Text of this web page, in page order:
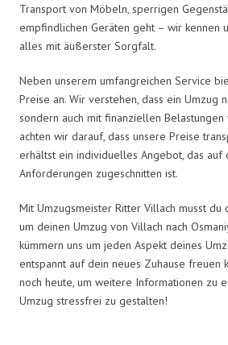
Transport von Möbeln, sperrigen
empfindlichen Geräten geht – wir kennen
alles mit äußerster Sorgfalt.
Neben unserem umfangreichen Service
Preise an. Wir verstehen, dass ein Umzug
sondern auch mit finanziellen Belastungen
achten wir darauf, dass unsere Preise
erhältst ein individuelles Angebot, das auf
Anforderungen zugeschnitten ist.
Mit Umzugsmeister Ritter Villach musst
um deinen Umzug von Villach nach
kümmern uns um jeden Aspekt deines
entspannt auf dein neues Zuhause freuen
noch heute, um weitere Informationen zu
Umzug stressfrei zu gestalten!